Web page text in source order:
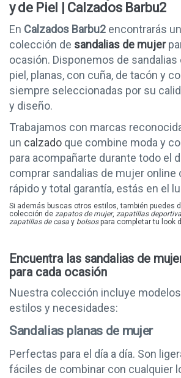
STAY
GEMA GARCIA
BIORELAX
DESCANFLEX
ARMONY
WABFEET
COSDAM
ELENA BLOOM
OH! MY SANDALS
THE HAPPY MONK
MANDARINA
DEVALVERDE
XQSI
AZAREY
BARBU2
PICCADILLY
SLOOK
AMARPIES
LEYLAND
D'ANGELA
y de Piel | Calzados Barbu2
En Calzados Barbu2 encontrarás
colección de sandalias de mujer
ocasión. Disponemos de sandalias
piel, planas, con cuña, de tacón y
siempre seleccionadas por su
y diseño.
Trabajamos con marcas
un calzado que combine moda y
para acompañarte durante todo el
comprar sandalias de mujer online
rápido y total garantía, estás en el
Si además buscas otros estilos, también puedes
colección de zapatos de mujer, zapatillas
zapatillas de casa y bolsos para completar tu look
Encuentra las sandalias de
para cada ocasión
Nuestra colección incluye
estilos y necesidades:
Sandalias planas de mujer
Perfectas para el día a día. Son
fáciles de combinar con cualquier